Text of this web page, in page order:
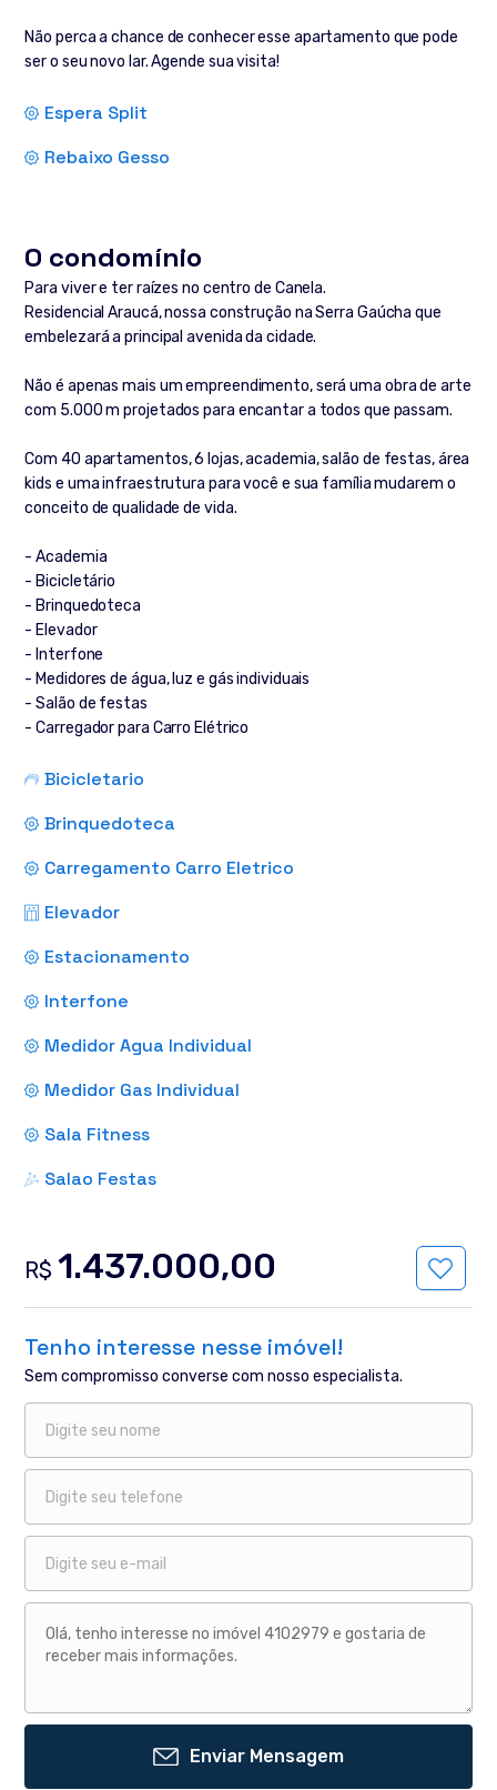
Não perca a chance de conhecer esse apartamento que pode
ser o seu novo lar. Agende sua visita!
Espera Split
Rebaixo Gesso
O condomínio
Para viver e ter raízes no centro de Canela.
Residencial Araucá, nossa construção na Serra Gaúcha que
embelezará a principal avenida da cidade.
Não é apenas mais um empreendimento, será uma obra de arte
com 5.000 m projetados para encantar a todos que passam.
Com 40 apartamentos, 6 lojas, academia, salão de festas, área
kids e uma infraestrutura para você e sua família mudarem o
conceito de qualidade de vida.
- Academia
- Bicicletário
- Brinquedoteca
- Elevador
- Interfone
- Medidores de água, luz e gás individuais
- Salão de festas
- Carregador para Carro Elétrico
Bicicletario
Brinquedoteca
Carregamento Carro Eletrico
Elevador
Estacionamento
Interfone
Medidor Agua Individual
Medidor Gas Individual
Sala Fitness
Salao Festas
R$ 1.437.000,00
Tenho interesse nesse imóvel!
Sem compromisso converse com nosso especialista.
Enviar Mensagem